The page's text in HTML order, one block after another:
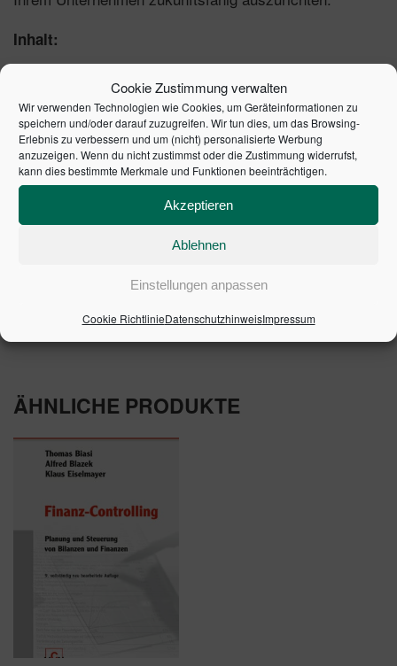
Cookie Zustimmung verwalten
Wir verwenden Technologien wie Cookies, um Geräteinformationen zu
speichern und/oder darauf zuzugreifen. Wir tun dies, um das Browsing-
Erlebnis zu verbessern und um (nicht) personalisierte Werbung
anzuzeigen. Wenn du nicht zustimmst oder die Zustimmung widerrufst,
kann dies bestimmte Merkmale und Funktionen beeinträchtigen.
Akzeptieren
Ablehnen
Einstellungen anpassen
Cookie RichtlinieDatenschutzhinweisImpressum
Inhalt:
Was den Inhalt und den Aufbau einer
Kostenrechnung bestimmt
Die „deutsche“ Kostenrechnung im Überblick
Kostenrechnung – ein zeitloses Informationssystem
So kann die Kostenrechnung der Individualisierung
und Dynamisierung des Geschäfts gerecht werden
Veränderungsprobleme der Kostenrechnung mithilfe
Mit zahlreichen Fallstudien und Praxisbeispielen
1. Auflage 2021 | Artikelnummer: 11210-0001 | ISBN:
9783648155257
ÄHNLICHE PRODUKTE